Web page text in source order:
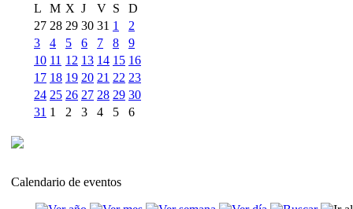
L
M X J V S
D
27 28 29 30 31 1
2
3
4 5 6 7 8
9
10 11 12 13 14 15 16
17 18 19 20 21 22 23
24 25 26 27 28 29 30
31 1 2 3 4 5 6
Calendario de eventos